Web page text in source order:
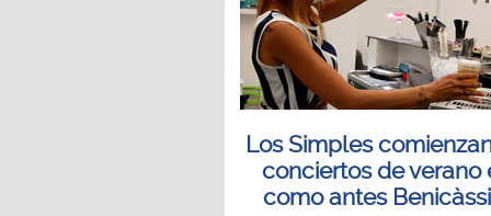
Los Simples
conciertos de verano
como antes